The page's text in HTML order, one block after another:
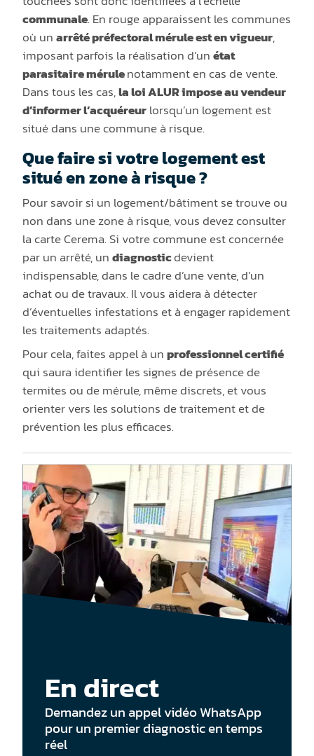
communale. En rouge apparaissent les communes
où unarrêté préfectoral mérule est en vigueur,
imposant parfois la réalisation d’unétat
parasitaire mérulenotamment en cas de vente.
Dans tous les cas,la loi ALUR impose au vendeur
d’informer l’acquéreurlorsqu’un logement est
situé dans une commune à risque.
Que faire si votre logement est
situé en zone à risque ?
Pour savoir si un logement/bâtiment se trouve ou
non dans une zone à risque, vous devez consulter
la carte Cerema. Si votre commune est concernée
par un arrêté, undiagnosticdevient
indispensable, dans le cadre d’une vente, d’un
achat ou de travaux. Il vous aidera à détecter
d’éventuelles infestations et à engager rapidement
les traitements adaptés.
Pour cela, faites appel à unprofessionnel certifié
qui saura identifier les signes de présence de
termites ou de mérule, même discrets, et vous
orienter vers les solutions de traitement et de
prévention les plus efficaces.
En direct
Demandez un appel vidéo WhatsApp
pour un premier diagnostic en temps
réel